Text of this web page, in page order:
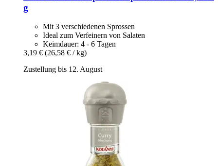
g
Mit 3 verschiedenen Sprossen
Ideal zum Verfeinern von Salaten
Keimdauer: 4 - 6 Tagen
3,19 € (26,58 € / kg)
Zustellung bis 12. August